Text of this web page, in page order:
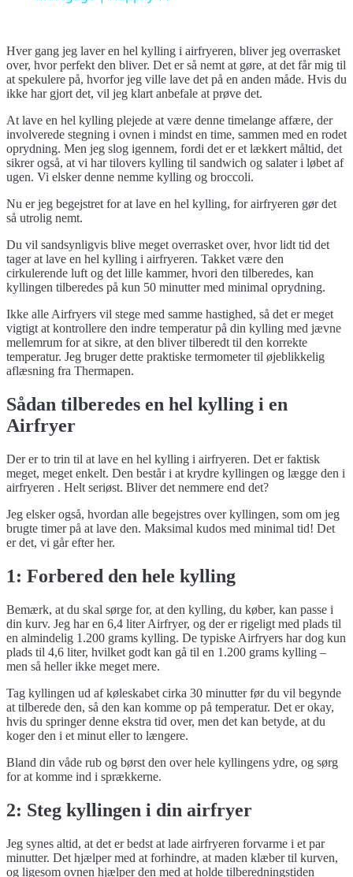
Hver gang jeg laver en hel kylling i airfryeren, bliver jeg overrasket
over, hvor perfekt den bliver. Det er så nemt at gøre, at det får mig til
at spekulere på, hvorfor jeg ville lave det på en anden måde. Hvis du
ikke har gjort det, vil jeg klart anbefale at prøve det.
At lave en hel kylling plejede at være denne timelange affære, der
involverede stegning i ovnen i mindst en time, sammen med en rodet
oprydning. Men jeg slog igennem, fordi det er et lækkert måltid, det
sikrer også, at vi har tilovers kylling til sandwich og salater i løbet af
ugen. Vi elsker denne nemme kylling og broccoli.
Nu er jeg begejstret for at lave en hel kylling, for airfryeren gør det
så utrolig nemt.
Du vil sandsynligvis blive meget overrasket over, hvor lidt tid det
tager at lave en hel kylling i airfryeren. Takket være den
cirkulerende luft og det lille kammer, hvori den tilberedes, kan
kyllingen tilberedes på kun 50 minutter med minimal oprydning.
Ikke alle Airfryers vil stege med samme hastighed, så det er meget
vigtigt at kontrollere den indre temperatur på din kylling med jævne
mellemrum for at sikre, at den bliver tilberedt til den korrekte
temperatur. Jeg bruger dette praktiske termometer til øjeblikkelig
aflæsning fra Thermapen.
Sådan tilberedes en hel kylling i en
Airfryer
Der er to trin til at lave en hel kylling i airfryeren. Det er faktisk
meget, meget enkelt. Den består i at krydre kyllingen og lægge den i
airfryeren . Helt seriøst. Bliver det nemmere end det?
Jeg elsker også, hvordan alle begejstres over kyllingen, som om jeg
brugte timer på at lave den. Maksimal kudos med minimal tid! Det
er det, vi går efter her.
1: Forbered den hele kylling
Bemærk, at du skal sørge for, at den kylling, du køber, kan passe i
din kurv. Jeg har en 6,4 liter Airfryer, og der er rigeligt med plads til
en almindelig 1.200 grams kylling. De typiske Airfryers har dog kun
plads til 4,6 liter, hvilket godt kan gå til en 1.200 grams kylling –
men så heller ikke meget mere.
Tag kyllingen ud af køleskabet cirka 30 minutter før du vil begynde
at tilberede den, så den kan komme op på temperatur. Det er okay,
hvis du springer denne ekstra tid over, men det kan betyde, at du
koger den i et minut eller to længere.
Bland din våde rub og børst den over hele kyllingens ydre, og sørg
for at komme ind i sprækkerne.
2: Steg kyllingen i din airfryer
Jeg synes altid, at det er bedst at lade airfryeren forvarme i et par
minutter. Det hjælper med at forhindre, at maden klæber til kurven,
og ligesom ovnen hjælper den med at holde tilberedningstiden